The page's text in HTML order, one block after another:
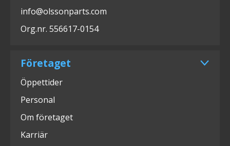
info@olssonparts.com
Org.nr. 556617-0154
Företaget
Öppettider
Personal
Om företaget
Karriär